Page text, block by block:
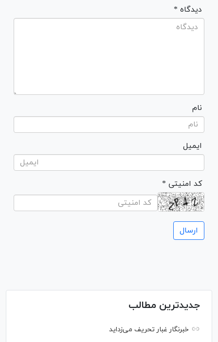
* دیدگاه
نام
ایمیل
* کد امنیتی
جدیدترین مطالب
خبرنگار غبار تحریف می‌زداید